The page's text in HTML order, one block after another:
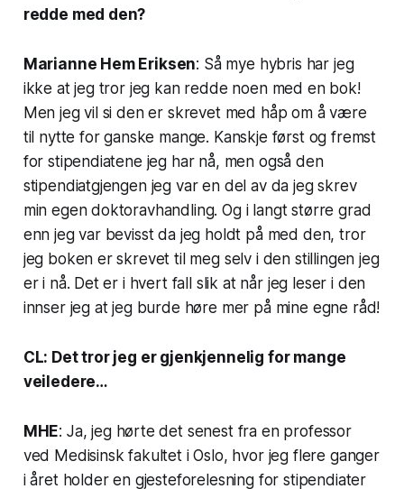
redde med den?
Marianne Hem Eriksen: Så mye hybris har jeg
ikke at jeg tror jeg kan redde noen med en bok!
Men jeg vil si den er skrevet med håp om å være
til nytte for ganske mange. Kanskje først og fremst
for stipendiatene jeg har nå, men også den
stipendiatgjengen jeg var en del av da jeg skrev
min egen doktoravhandling. Og i langt større grad
enn jeg var bevisst da jeg holdt på med den, tror
jeg boken er skrevet til meg selv i den stillingen jeg
er i nå. Det er i hvert fall slik at når jeg leser i den
innser jeg at jeg burde høre mer på mine egne råd!
CL: Det tror jeg er gjenkjennelig for mange
veiledere…
MHE: Ja, jeg hørte det senest fra en professor
ved Medisinsk fakultet i Oslo, hvor jeg flere ganger
i året holder en gjesteforelesning for stipendiater